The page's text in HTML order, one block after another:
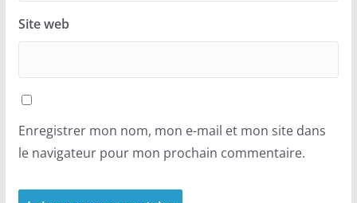
Site web
Enregistrer mon nom, mon e-mail et mon site dans
le navigateur pour mon prochain commentaire.